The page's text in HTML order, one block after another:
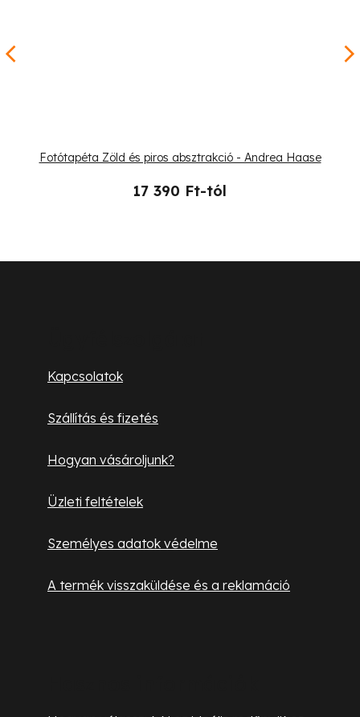
Fotótapéta Zöld és piros absztrakció - Andrea Haase
17 390 Ft-tól
Kapcsolatok
Szállítás és fizetés
Hogyan vásároljunk?
Üzleti feltételek
Személyes adatok védelme
A termék visszaküldése és a reklamáció